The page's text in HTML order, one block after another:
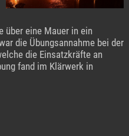
über eine Mauer in ein
die Übungsannahme bei der
die Einsatzkräfte an
fand im Klärwerk in